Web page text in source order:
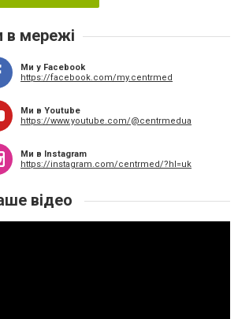
в мережі
Ми у Facebook
https://facebook.com/my.centrmed
Ми в Youtube
https://www.youtube.com/@centrmedua
Ми в Instagram
https://instagram.com/centrmed/?hl=uk
відео